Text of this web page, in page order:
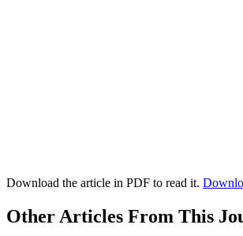
Download the article in PDF to read it.
Other Articles From This